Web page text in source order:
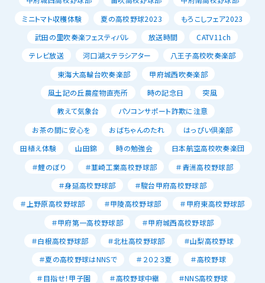
ミニトマト収穫体験
夏の高校野球2023
もろこしフェア2023
武田の里吹奏楽フェスティバル
放送時間
CATV11ch
テレビ放送
河口湖ステラシアター
八王子高校吹奏楽部
東海大高輪台吹奏楽部
甲府城西吹奏楽部
風土記の丘農産物直売所
時の記念日
突風
教えて気象台
パソコンサポート詐欺に注意
お茶の間に安心を
おばちゃんのたれ
はっぴい倶楽部
田植え体験
山田錦 時の勉強会
日本航空高校吹奏楽団
＃鯉のぼり
＃韮崎工業高校野球部
＃青洲高校野球部
＃身延高校野球部
＃駿台甲府高校野球部
＃上野原高校野球部
＃甲陵高校野球部
＃甲府東高校野球部
＃甲府第一高校野球部
＃甲府城西高校野球部
＃白根高校野球部
＃北杜高校野球部
＃山梨高校野球
＃夏の高校野球はNNSで
＃２０２３夏
＃高校野球
＃目指せ！甲子園
＃高校野球中継
＃NNS高校野球